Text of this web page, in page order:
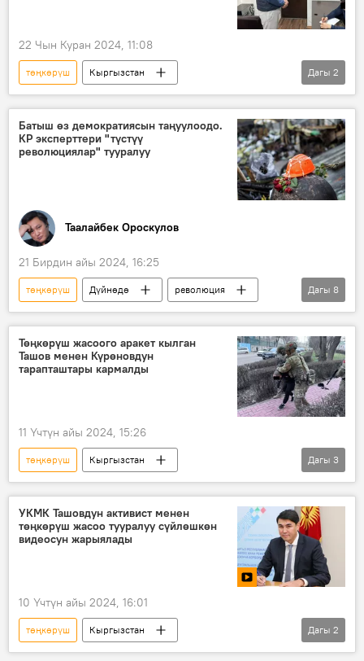
22 Чын Куран 2024, 11:08
төңкөрүш
Кыргызстан
Имамидин Ташов
УКМК кылмыш
Дагы 2
Батыш өз демократиясын таңуулоодо.
КР эксперттери "түстүү
революциялар" тууралуу
Таалайбек Ороскулов
21 Бирдин айы 2024, 16:25
төңкөрүш Дүйнөдө
революция
Грузия
Украина
Кыргызстан
Экономика
Саясат
Дагы 8
Төңкөрүш жасоого аракет кылган
Ташов менен Күрөновдун
тарапташтары кармалды
11 Үчтүн айы 2024, 15:26
төңкөрүш
Кыргызстан
Имамидин Ташов
бийлик
УКМК
Тилекмат Күренов
Дагы 3
УКМК Ташовдун активист менен
төңкөрүш жасоо тууралуу сүйлөшкөн
видеосун жарыялады
10 Үчтүн айы 2024, 16:01
төңкөрүш
Кыргызстан
Имамидин Ташов
УКМК Видео
Дагы 2